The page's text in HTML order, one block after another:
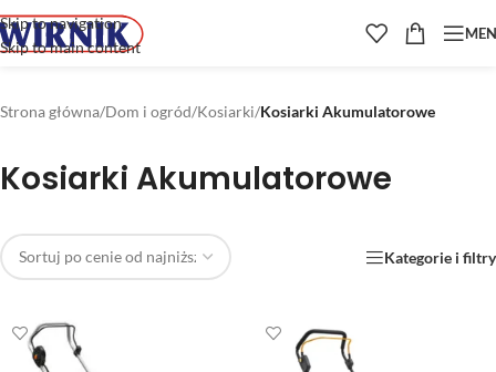
Skip to navigation
Skip to main content
Strona główna/Dom i ogród/Kosiarki/Kosiarki Akumulatorowe
Kosiarki Akumulatorowe
Kategorie i filtry